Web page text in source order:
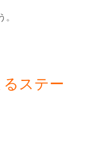
ステー